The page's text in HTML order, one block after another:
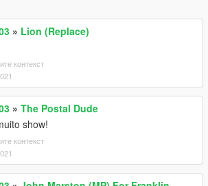
» Lion (Replace)
контекст
» The Postal Dude
show!
контекст